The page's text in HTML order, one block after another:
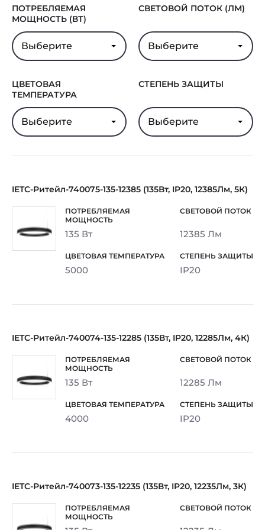
ПОТРЕБЛЯЕМАЯ
МОЩНОСТЬ (ВТ)
Выберите
СВЕТОВОЙ ПОТОК (ЛМ)
Выберите
ЦВЕТОВАЯ
ТЕМПЕРАТУРА
Выберите
СТЕПЕНЬ ЗАЩИТЫ
Выберите
IETC-Ритейл-740075-135-12385 (135Вт, IP20, 12385Лм, 5К)
135 Вт 12385 Лм
5000 IP20
IETC-Ритейл-740074-135-12285 (135Вт, IP20, 12285Лм, 4К)
135 Вт 12285 Лм
4000 IP20
IETC-Ритейл-740073-135-12235 (135Вт, IP20, 12235Лм, 3К)